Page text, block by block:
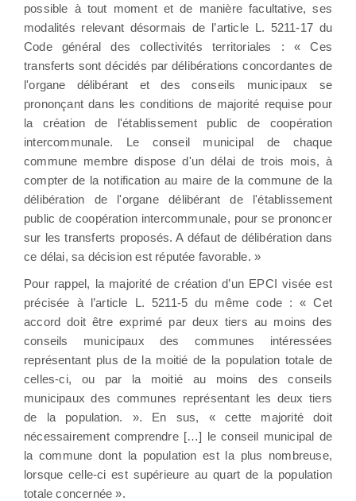
possible à tout moment et de manière facultative, ses
modalités relevant désormais de l’article L. 5211-17 du
Code général des collectivités territoriales : « Ces
transferts sont décidés par délibérations concordantes de
l'organe délibérant et des conseils municipaux se
prononçant dans les conditions de majorité requise pour
la création de l'établissement public de coopération
intercommunale. Le conseil municipal de chaque
commune membre dispose d'un délai de trois mois, à
compter de la notification au maire de la commune de la
délibération de l'organe délibérant de l'établissement
public de coopération intercommunale, pour se prononcer
sur les transferts proposés. A défaut de délibération dans
ce délai, sa décision est réputée favorable. »
Pour rappel, la majorité de création d’un EPCI visée est
précisée à l’article L. 5211-5 du même code : « Cet
accord doit être exprimé par deux tiers au moins des
conseils municipaux des communes intéressées
représentant plus de la moitié de la population totale de
celles-ci, ou par la moitié au moins des conseils
municipaux des communes représentant les deux tiers
de la population. ». En sus, « cette majorité doit
nécessairement comprendre […] le conseil municipal de
la commune dont la population est la plus nombreuse,
lorsque celle-ci est supérieure au quart de la population
totale concernée ».